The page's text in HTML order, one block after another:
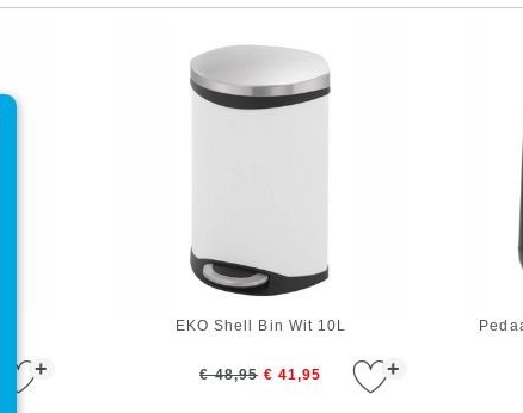
+ +
EKO Shell Bin Wit 10L
€ 48,95 € 41,95